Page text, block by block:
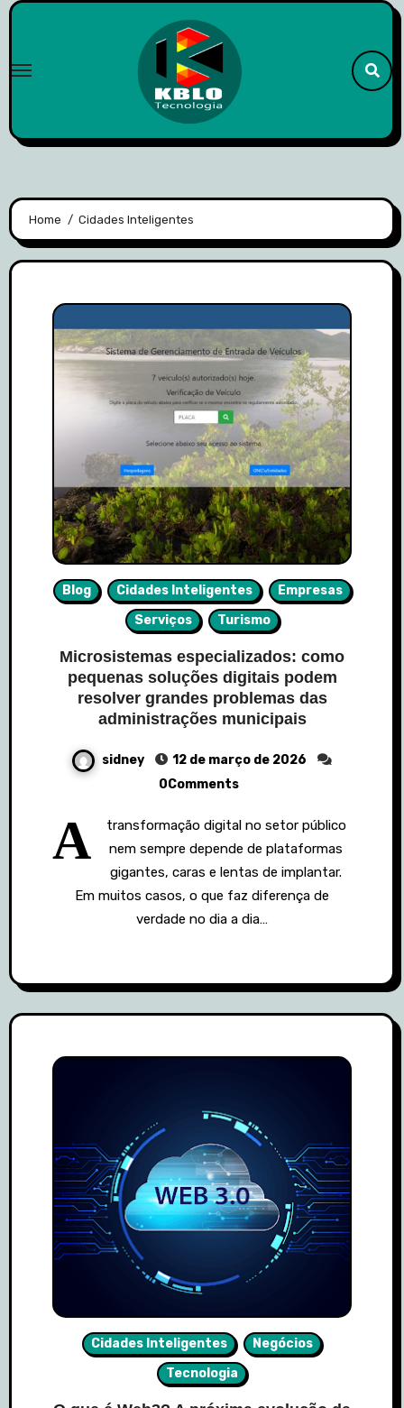
Skip
content
Home Cidades Inteligentes
Blog Cidades Inteligentes
Empresas
Serviços
Turismo
Microsistemas especializados: como
pequenas soluções digitais podem
resolver grandes problemas das
administrações municipais
sidney
12 de março de 2026
0Comments
A
transformação digital no setor público
nem sempre depende de plataformas
gigantes, caras e lentas de implantar.
Em muitos casos, o que faz diferença de
verdade no dia a dia…
Cidades Inteligentes
Negócios
Tecnologia